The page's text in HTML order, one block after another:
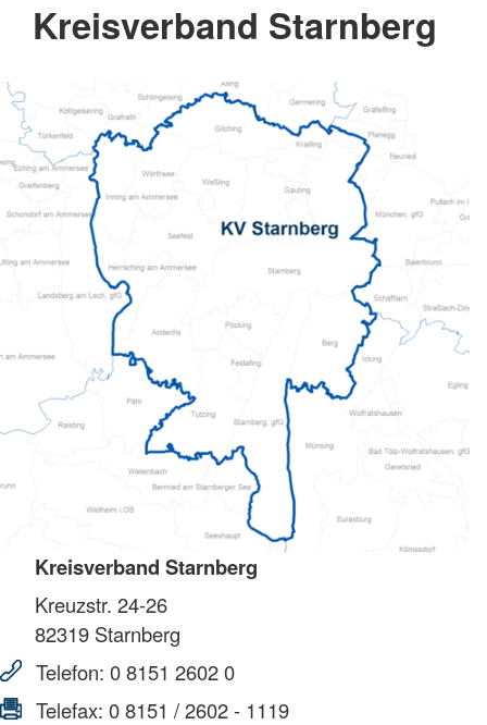
Kreisverband Starnberg
Kreisverband Starnberg
Kreuzstr. 24-26
82319 Starnberg
Telefon: 0 8151 2602 0
Telefax: 0 8151 / 2602 - 1119